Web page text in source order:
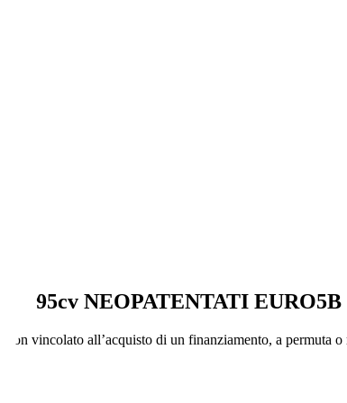
95cv NEOPATENTATI EURO5B
vincolato all’acquisto di un finanziamento, a permuta o